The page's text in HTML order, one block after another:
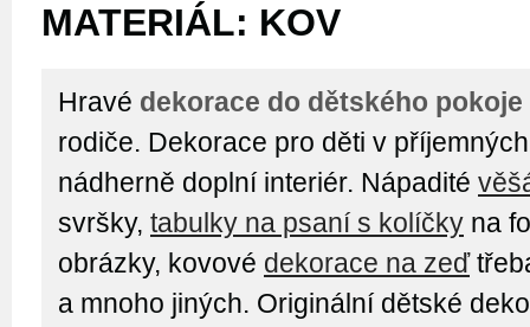
MATERIÁL: KOV
Hravé dekorace do dětského pokoje
rodiče. Dekorace pro děti v
nádherně doplní interiér. Nápadité
svršky, tabulky na psaní s kolíčky na
obrázky, kovové dekorace na zeď
a mnoho jiných. Originální dětské